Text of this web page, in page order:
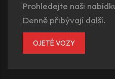
Prohledejte naši
Denně přibývají další.
OJETÉ VOZY